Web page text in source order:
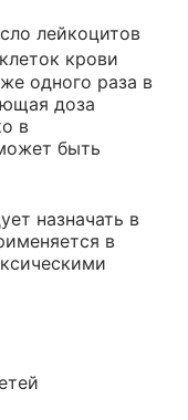
лейкоцитов
крови
одного раза в
доза
в
быть
назначать в
в